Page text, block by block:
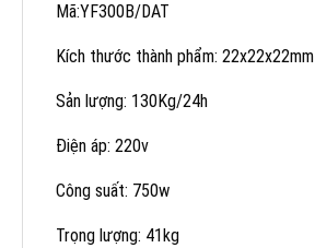
Mã:YF300B/DAT
Kích thước thành phẩm: 22x22x22mm
Sản lượng: 130Kg/24h
Điện áp: 220v
Công suất: 750w
Trọng lượng: 41kg